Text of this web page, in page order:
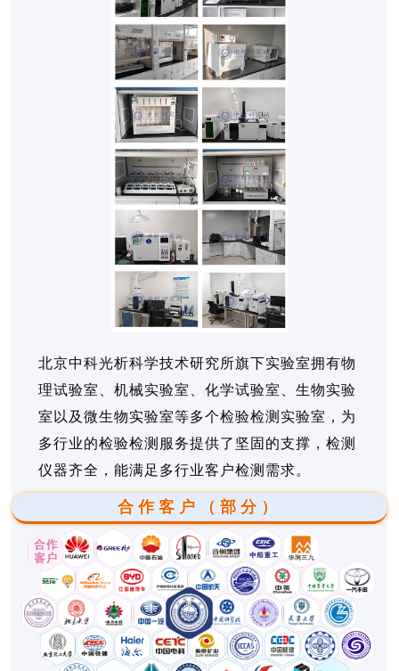
北京中科光析科学技术研究所旗下实验室拥有物
理试验室、机械实验室、化学试验室、生物实验
室以及微生物实验室等多个检验检测实验室，为
多行业的检验检测服务提供了坚固的支撑，检测
仪器齐全，能满足多行业客户检测需求。
合作客户（部分）